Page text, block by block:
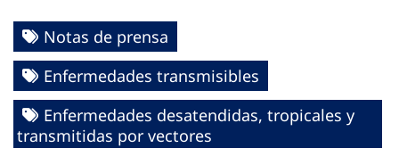
Notas de prensa
Enfermedades transmisibles
Enfermedades desatendidas, tropicales y
transmitidas por vectores